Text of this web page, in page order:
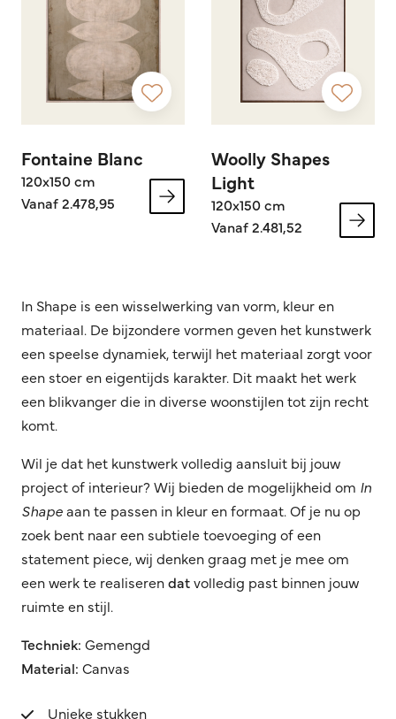
Fontaine Blanc
120x150 cm
Vanaf 2.478,95
Woolly Shapes
Light
120x150 cm
Vanaf 2.481,52
In Shape is een wisselwerking van vorm, kleur en
materiaal. De bijzondere vormen geven het kunstwerk
een speelse dynamiek, terwijl het materiaal zorgt voor
een stoer en eigentijds karakter. Dit maakt het werk
een blikvanger die in diverse woonstijlen tot zijn recht
komt.
Wil je dat het kunstwerk volledig aansluit bij jouw
project of interieur? Wij bieden de mogelijkheid om In
Shapeaan te passen in kleur en formaat. Of je nu op
zoek bent naar een subtiele toevoeging of een
statement piece, wij denken graag met je mee om
een werk te realiserendatvolledig past binnen jouw
ruimte en stijl.
Techniek: Gemengd
Material: Canvas
Unieke stukken